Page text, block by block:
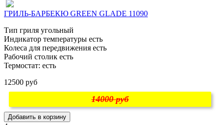
ГРИЛЬ-БАРБЕКЮ GREEN GLADE 11090
Тип гриля угольный
Индикатор температуры есть
Колеса для передвижения есть
Рабочий столик есть
Термостат: есть
12500 руб
14000 руб